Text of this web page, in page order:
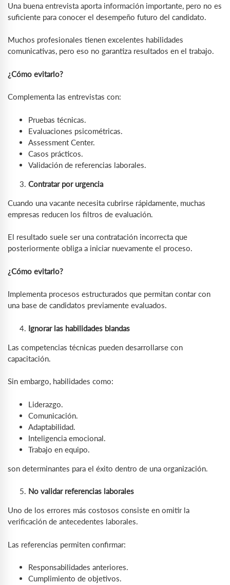
Una buena entrevista aporta información importante, pero no es
suficiente para conocer el desempeño futuro del candidato.
Muchos profesionales tienen excelentes habilidades
comunicativas, pero eso no garantiza resultados en el trabajo.
¿Cómo evitarlo?
Complementa las entrevistas con:
Pruebas técnicas.
Evaluaciones psicométricas.
Assessment Center.
Casos prácticos.
Validación de referencias laborales.
Contratar por urgencia
Cuando una vacante necesita cubrirse rápidamente, muchas
empresas reducen los filtros de evaluación.
El resultado suele ser una contratación incorrecta que
posteriormente obliga a iniciar nuevamente el proceso.
¿Cómo evitarlo?
Implementa procesos estructurados que permitan contar con
una base de candidatos previamente evaluados.
Ignorar las habilidades blandas
Las competencias técnicas pueden desarrollarse con
capacitación.
Sin embargo, habilidades como:
Liderazgo.
Comunicación.
Adaptabilidad.
Inteligencia emocional.
Trabajo en equipo.
son determinantes para el éxito dentro de una organización.
No validar referencias laborales
Uno de los errores más costosos consiste en omitir la
verificación de antecedentes laborales.
Las referencias permiten confirmar:
Responsabilidades anteriores.
Cumplimiento de objetivos.